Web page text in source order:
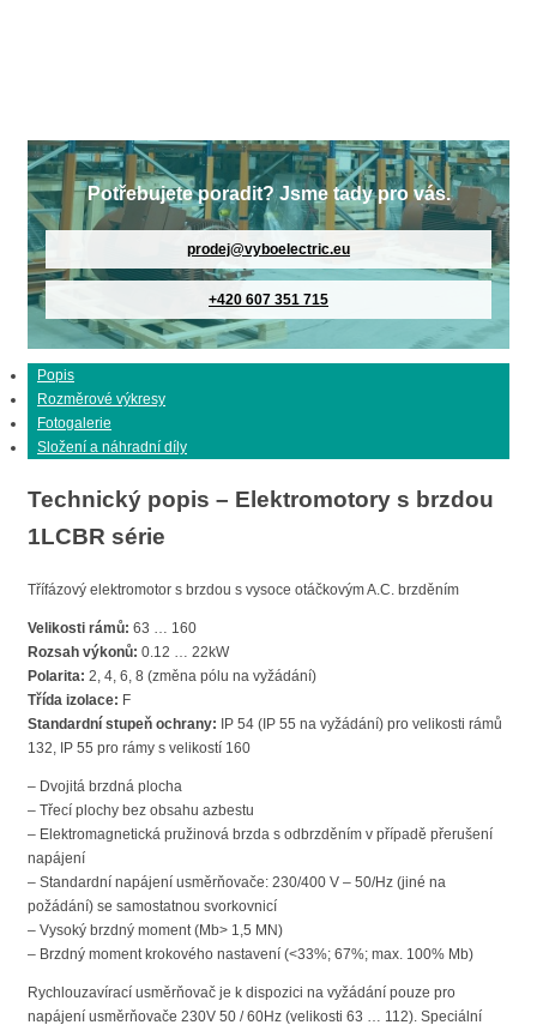
Potřebujete poradit? Jsme tady pro vás.
prodej@vyboelectric.eu
+420 607 351 715
Popis
Rozměrové výkresy
Fotogalerie
Složení a náhradní díly
Technický popis – Elektromotory s brzdou
1LCBR série
Třífázový elektromotor s brzdou s vysoce otáčkovým A.C. brzděním
Velikosti rámů: 63 … 160
Rozsah výkonů: 0.12 … 22kW
Polarita: 2, 4, 6, 8 (změna pólu na vyžádání)
Třída izolace: F
Standardní stupeň ochrany: IP 54 (IP 55 na vyžádání) pro velikosti rámů
132, IP 55 pro rámy s velikostí 160
– Dvojitá brzdná plocha
– Třecí plochy bez obsahu azbestu
– Elektromagnetická pružinová brzda s odbrzděním v případě přerušení
napájení
– Standardní napájení usměrňovače: 230/400 V – 50/Hz (jiné na
požádání) se samostatnou svorkovnicí
– Vysoký brzdný moment (Mb> 1,5 MN)
– Brzdný moment krokového nastavení (<33%; 67%; max. 100% Mb)
Rychlouzavírací usměrňovač je k dispozici na vyžádání pouze pro
napájení usměrňovače 230V 50 / 60Hz (velikosti 63 … 112). Speciální